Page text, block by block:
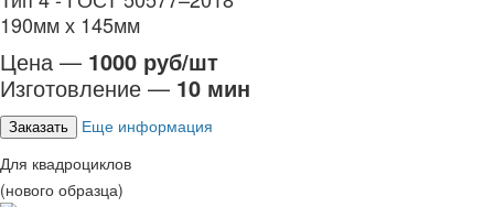
190мм х 145мм
Цена — 1000 руб/шт
Изготовление — 10 мин
Заказать
Еще информация
Для квадроциклов
(нового образца)